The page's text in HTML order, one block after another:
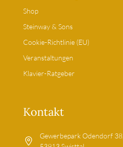
Shop
Steinway & Sons
Cookie-Richtlinie (EU)
Veranstaltungen
Klavier-Ratgeber
Kontakt
Gewerbepark Odendorf 38,